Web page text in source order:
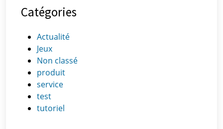
Catégories
Actualité
Jeux
Non classé
produit
service
test
tutoriel